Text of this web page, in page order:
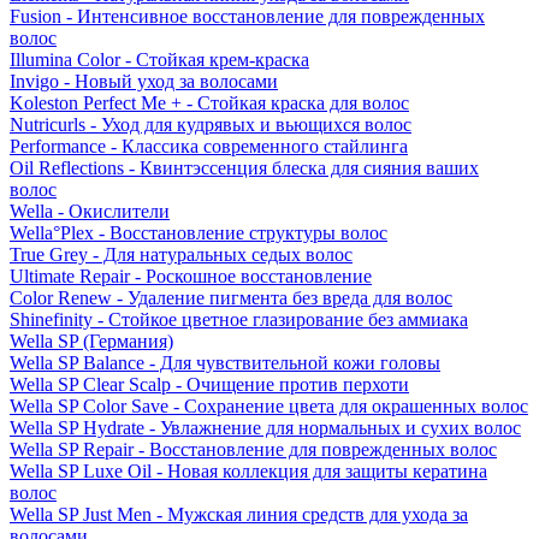
Fusion - Интенсивное восстановление для поврежденных
волос
Illumina Color - Стойкая крем-краска
Invigo - Новый уход за волосами
Koleston Perfect Me + - Стойкая краска для волос
Nutricurls - Уход для кудрявых и вьющихся волос
Performance - Классика современного стайлинга
Oil Reflections - Квинтэссенция блеска для сияния ваших
волос
Wella - Окислители
Wella°Plex - Восстановление структуры волос
True Grey - Для натуральных седых волос
Ultimate Repair - Роскошное восстановление
Color Renew - Удаление пигмента без вреда для волос
Shinefinity - Стойкое цветное глазирование без аммиака
Wella SP (Германия)
Wella SP Balance - Для чувствительной кожи головы
Wella SP Clear Scalp - Очищение против перхоти
Wella SP Color Save - Сохранение цвета для окрашенных волос
Wella SP Hydrate - Увлажнение для нормальных и сухих волос
Wella SP Repair - Восстановление для поврежденных волос
Wella SP Luxe Oil - Новая коллекция для защиты кератина
волос
Wella SP Just Men - Мужская линия средств для ухода за